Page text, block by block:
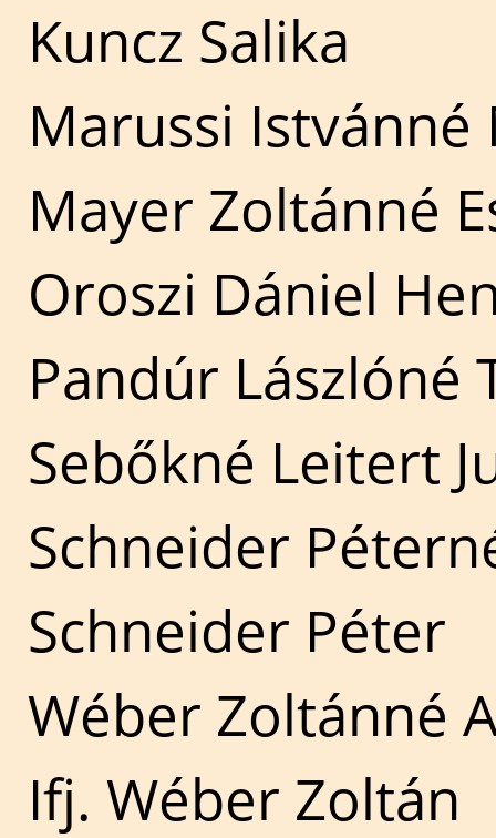
Kuncz Salika
Marussi Istvánné
Mayer Zoltánné
Oroszi Dániel
Pandúr Lászlóné
Sebőkné Leitert
Schneider
Schneider Péter
Wéber Zoltánné
Ifj. Wéber Zoltán